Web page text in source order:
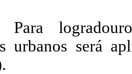
Para
urbanos será